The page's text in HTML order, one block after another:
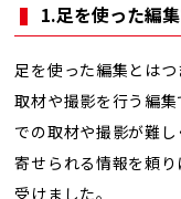
1.足を使った編
足を使った編集とはつ
取材や撮影を行う編
での取材や撮影が難
寄せられる情報を頼
受けました。